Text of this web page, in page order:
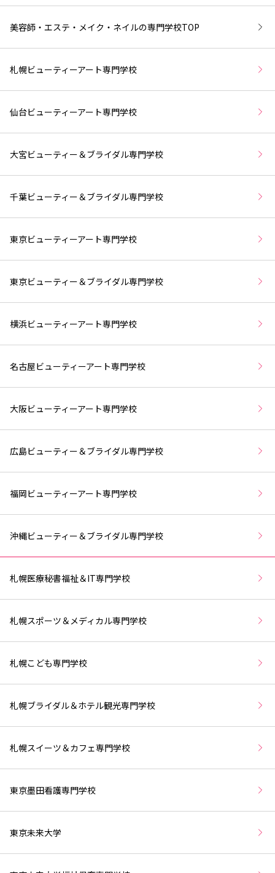
美容師・エステ・メイク・ネイルの専門学校TOP
札幌ビューティーアート専門学校
仙台ビューティーアート専門学校
大宮ビューティー＆ブライダル専門学校
千葉ビューティー＆ブライダル専門学校
東京ビューティーアート専門学校
東京ビューティー＆ブライダル専門学校
横浜ビューティーアート専門学校
名古屋ビューティーアート専門学校
大阪ビューティーアート専門学校
広島ビューティー＆ブライダル専門学校
福岡ビューティーアート専門学校
沖縄ビューティー＆ブライダル専門学校
札幌医療秘書福祉＆IT専門学校
札幌スポーツ＆メディカル専門学校
札幌こども専門学校
札幌ブライダル＆ホテル観光専門学校
札幌スイーツ＆カフェ専門学校
東京墨田看護専門学校
東京未来大学